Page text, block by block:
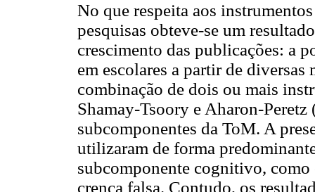
No que respeita aos
pesquisas obteve-se um
crescimento das publicações: a
em escolares a partir de
combinação de dois ou mais
Shamay-Tsoory e Aharon-
subcomponentes da ToM. A
utilizaram de forma
subcomponente cognitivo,
crença falsa. Contudo, os